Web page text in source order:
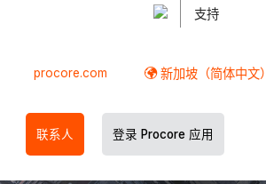
支持
procore.com 新加坡（简体中文）
联系人 登录 Procore 应用